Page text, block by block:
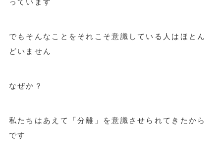
っています
でもそんなことをそれこそ意識している人はほとん
どいません
なぜか？
私たちはあえて「分離」を意識させられてきたから
です